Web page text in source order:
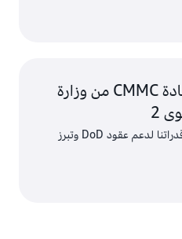
تحصل AWS على شهادة CMMC من وزارة
تسهم هذه الشهادة في تعزيز قدراتنا لدعم عقود DoD وتبرز